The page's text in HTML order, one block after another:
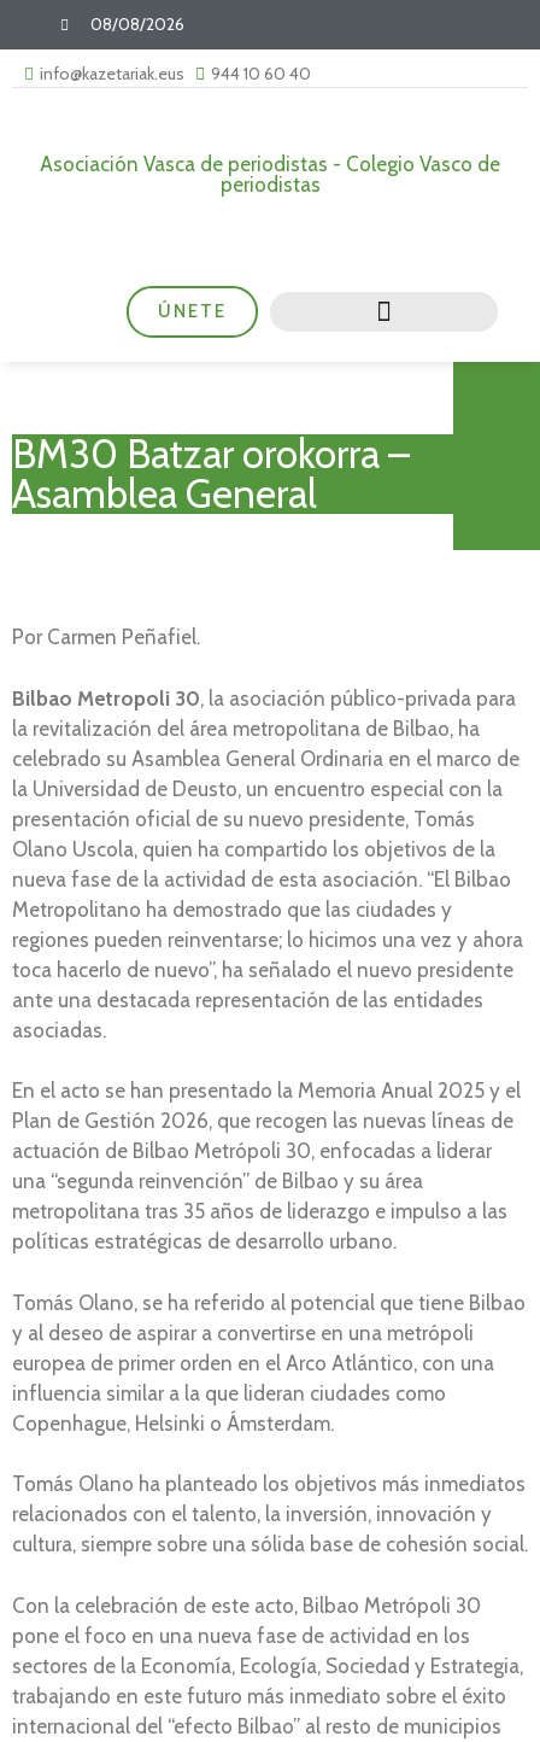
08/08/2026
info@kazetariak.eus 944 10 60 40
Asociación Vasca de periodistas - Colegio Vasco de
periodistas
ÚNETE
BM30 Batzar orokorra –
Asamblea General
Por Carmen Peñafiel.
Bilbao Metropoli 30, la asociación público-privada para
la revitalización del área metropolitana de Bilbao, ha
celebrado su Asamblea General Ordinaria en el marco de
la Universidad de Deusto, un encuentro especial con la
presentación oficial de su nuevo presidente, Tomás
Olano Uscola, quien ha compartido los objetivos de la
nueva fase de la actividad de esta asociación. “El Bilbao
Metropolitano ha demostrado que las ciudades y
regiones pueden reinventarse; lo hicimos una vez y ahora
toca hacerlo de nuevo”, ha señalado el nuevo presidente
ante una destacada representación de las entidades
asociadas.
En el acto se han presentado la Memoria Anual 2025 y el
Plan de Gestión 2026, que recogen las nuevas líneas de
actuación de Bilbao Metrópoli 30, enfocadas a liderar
una “segunda reinvención” de Bilbao y su área
metropolitana tras 35 años de liderazgo e impulso a las
políticas estratégicas de desarrollo urbano.
Tomás Olano, se ha referido al potencial que tiene Bilbao
y al deseo de aspirar a convertirse en una metrópoli
europea de primer orden en el Arco Atlántico, con una
influencia similar a la que lideran ciudades como
Copenhague, Helsinki o Ámsterdam.
Tomás Olano ha planteado los objetivos más inmediatos
relacionados con el talento, la inversión, innovación y
cultura, siempre sobre una sólida base de cohesión social.
Con la celebración de este acto, Bilbao Metrópoli 30
pone el foco en una nueva fase de actividad en los
sectores de la Economía, Ecología, Sociedad y Estrategia,
trabajando en este futuro más inmediato sobre el éxito
internacional del “efecto Bilbao” al resto de municipios